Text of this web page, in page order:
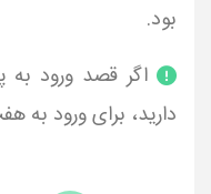
بود.
اگر قصد ورود به
دارید، برای ورود به